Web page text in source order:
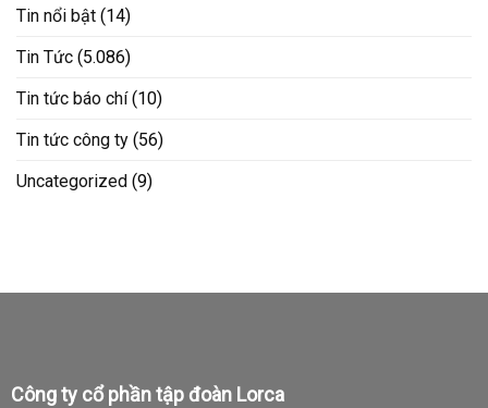
Tin nổi bật (14)
Tin Tức (5.086)
Tin tức báo chí(10)
Tin tức công ty (56)
Uncategorized (9)
Công ty cổ phần tập đoàn Lorca